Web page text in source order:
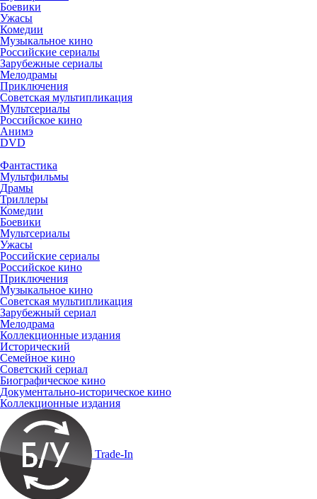
Боевики
Ужасы
Комедии
Музыкальное кино
Российские сериалы
Зарубежные сериалы
Мелодрамы
Приключения
Советская мультипликация
Мультсериалы
Российское кино
Анимэ
DVD
Фантастика
Мультфильмы
Драмы
Триллеры
Комедии
Боевики
Мультсериалы
Ужасы
Российские сериалы
Российское кино
Приключения
Музыкальное кино
Советская мультипликация
Зарубежный сериал
Мелодрама
Коллекционные издания
Исторический
Семейное кино
Советский сериал
Биографическое кино
Документально-историческое кино
Коллекционные издания
Trade-In